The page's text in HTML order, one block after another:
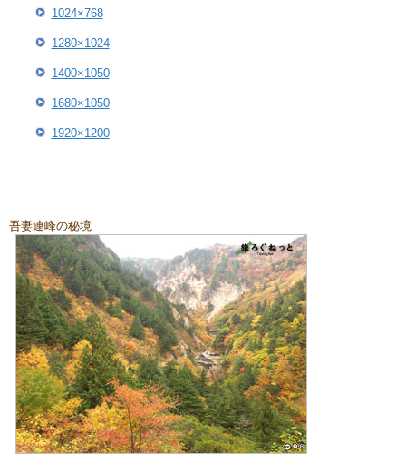
1024×768
1280×1024
1400×1050
1680×1050
1920×1200
吾妻連峰の秘境